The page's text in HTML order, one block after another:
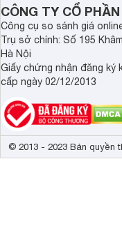
CÔNG TY CỔ
Công cụ so sánh giá
Trụ sở chính: Số 195
Hà Nội
Giấy chứng nhận đăng ký
cấp ngày 02/12/2013
© 2013 - 2023 Bản quyền